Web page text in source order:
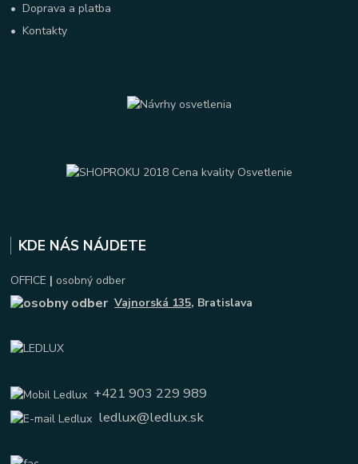
•Doprava a platba
•Kontakty
KDE NÁS NÁJDETE
OFFICE | osobný odber
Vajnorská 135, Bratislava
+421 903 229 989
ledlux@ledlux.sk